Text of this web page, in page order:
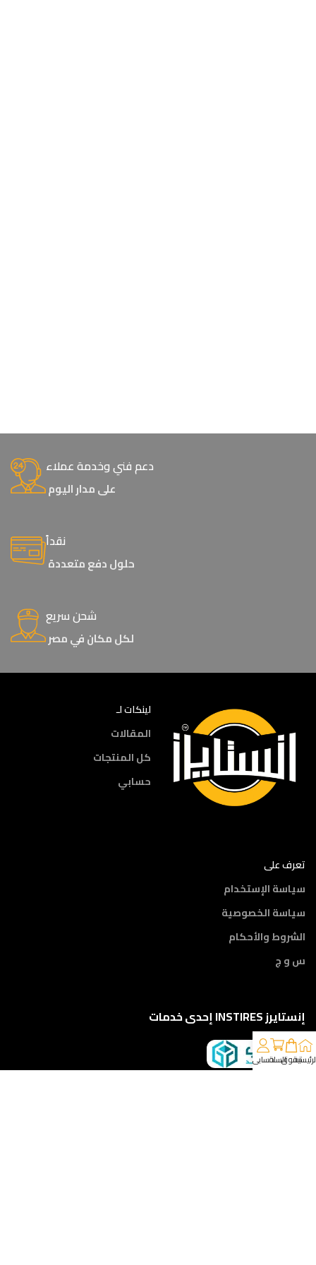
دعم فني وخدمة عملاء
على مدار اليوم
نقداً
حلول دفع متعددة
شحن سريع
لكل مكان في مصر
لينكات لـ
المقالات
كل المنتجات
حسابي
تعرف على
سياسة الإستخدام
سياسة الخصوصية
الشروط والأحكام
س و ج
إنستايرز INSTIRES إحدى خدمات
تسوقالسلةحسابي